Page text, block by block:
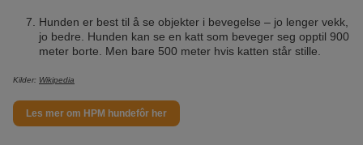
Hunden er best til å se objekter i bevegelse – jo lenger vekk,
jo bedre. Hunden kan se en katt som beveger seg opptil 900
meter borte. Men bare 500 meter hvis katten står stille.
Kilder: Wikipedia
Les mer om HPM hundefôr her